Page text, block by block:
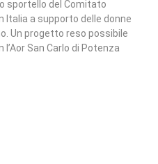
sportello del Comitato
Italia a supporto delle donne
Un progetto reso possibile
San Carlo di Potenza